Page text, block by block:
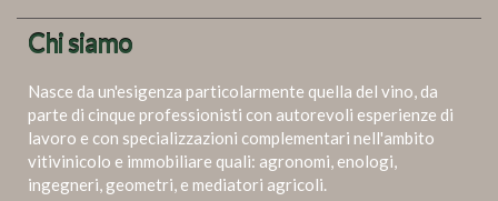
Chi siamo
Nasce da un'esigenza particolarmente quella del vino, da
parte di cinque professionisti con autorevoli esperienze di
lavoro e con specializzazioni complementari nell'ambito
vitivinicolo e immobiliare quali: agronomi, enologi,
ingegneri, geometri, e mediatori agricoli.